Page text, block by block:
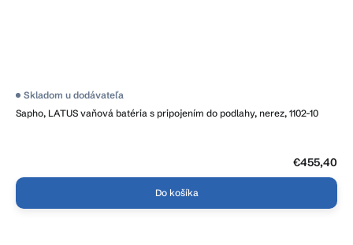
Sapho, LATUS vaňová batéria s pripojením do podlahy, nerez, 1102-10
Skladom u dodávateľa
€455,40
Do košíka